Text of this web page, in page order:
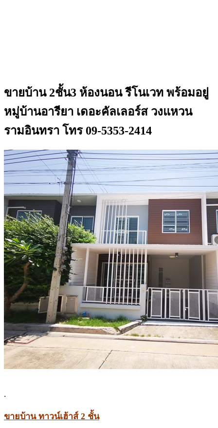
ขายบ้าน 2ชั้น3 ห้องนอน รีโนเวท พร้อมอยู่
หมู่บ้านอารียา เดอะคัลเลอร์ส วงแหวน
รามอินทรา โทร 09-5353-2414
.
ขายบ้าน ทาวน์เฮ้าส์ 2 ชั้น